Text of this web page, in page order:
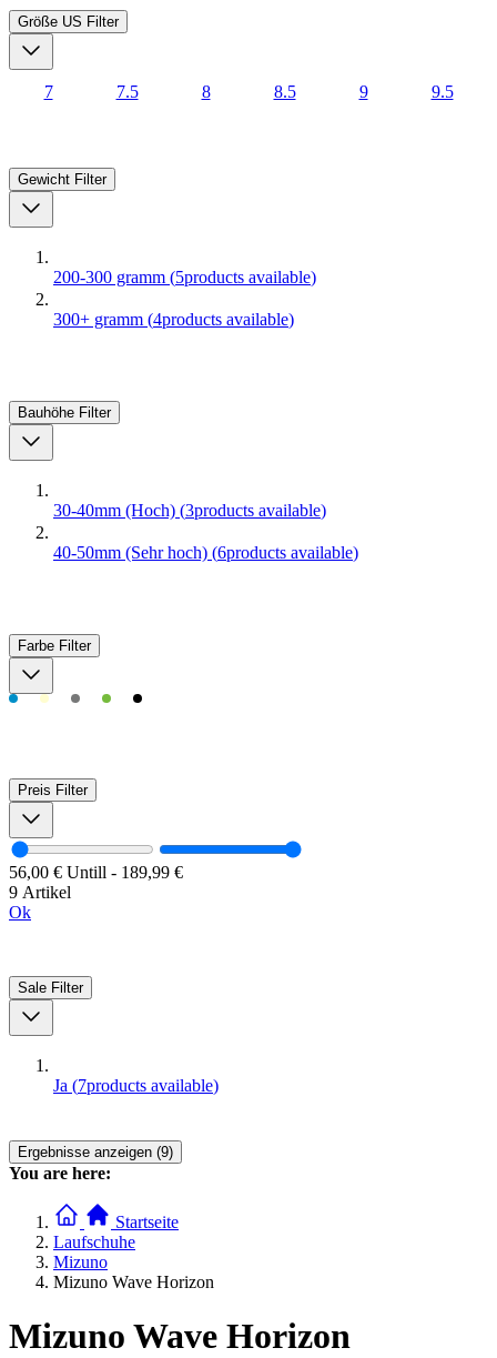
Größe US Filter
7 7.5 8 8.5 9 9.5
Gewicht Filter
200-300 gramm (5products available)
300+ gramm (4products available)
Bauhöhe Filter
30-40mm (Hoch) (3products available)
40-50mm (Sehr hoch) (6products available)
Farbe Filter
Preis Filter
56,00 € Untill - 189,99 €
9 Artikel
Ok
Sale Filter
Ja (7products available)
Ergebnisse anzeigen (9)
You are here:
Startseite
Laufschuhe
Mizuno
Mizuno Wave Horizon
Mizuno Wave Horizon